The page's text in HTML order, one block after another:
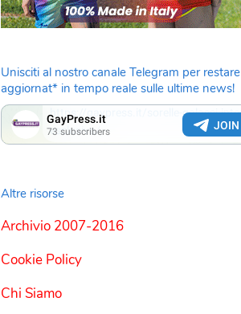
Unisciti al nostro canale Telegram per restare
aggiornat* in tempo reale sulle ultime news!
Altre risorse
Archivio 2007-2016
Cookie Policy
Chi Siamo